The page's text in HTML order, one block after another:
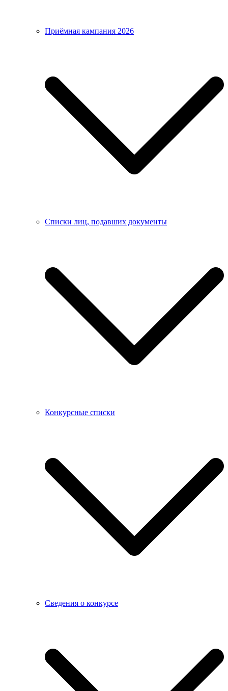
Приёмная кампания 2026
Списки лиц, подавших документы
Конкурсные списки
Сведения о конкурсе